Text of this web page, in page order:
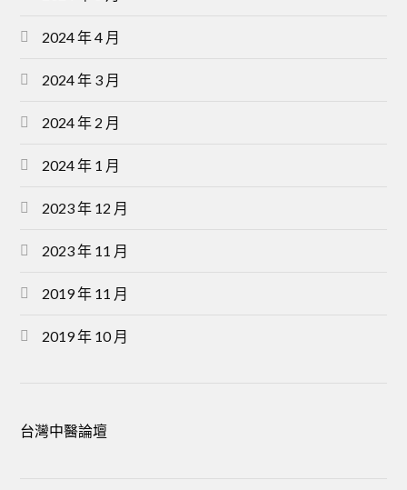
2024 年 4 月
2024 年 3 月
2024 年 2 月
2024 年 1 月
2023 年 12 月
2023 年 11 月
2019 年 11 月
2019 年 10 月
台灣中醫論壇